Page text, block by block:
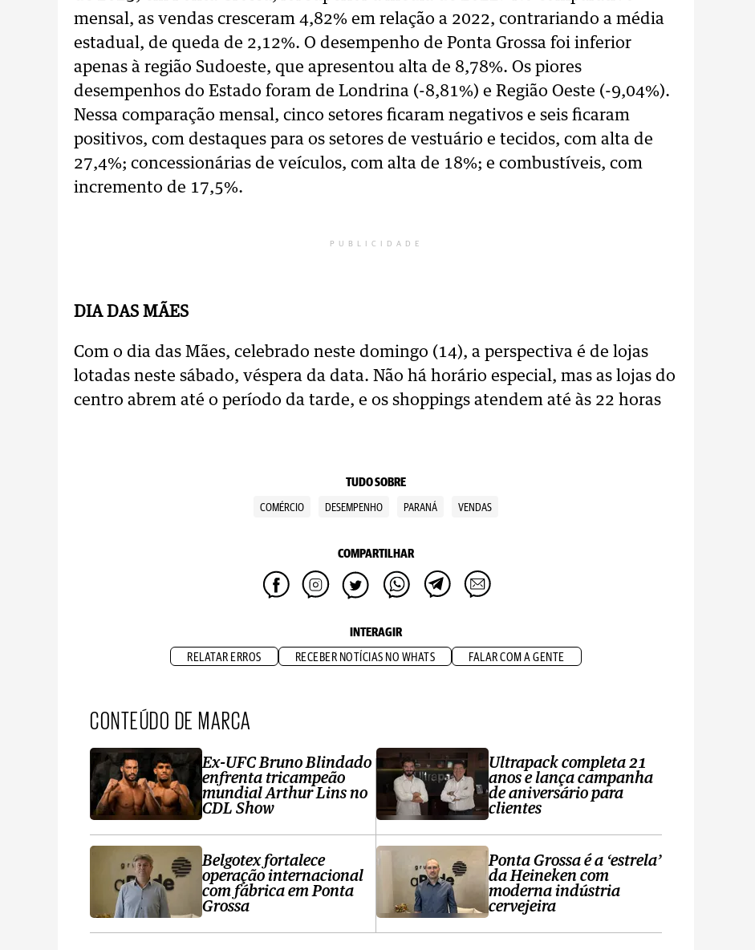
mensal, as vendas cresceram 4,82% em relação a 2022, contrariando a média
estadual, de queda de 2,12%. O desempenho de Ponta Grossa foi inferior
apenas à região Sudoeste, que apresentou alta de 8,78%. Os piores
desempenhos do Estado foram de Londrina (-8,81%) e Região Oeste (-9,04%).
Nessa comparação mensal, cinco setores ficaram negativos e seis ficaram
positivos, com destaques para os setores de vestuário e tecidos, com alta de
27,4%; concessionárias de veículos, com alta de 18%; e combustíveis, com
incremento de 17,5%.
PUBLICIDADE
DIA DAS MÃES
Com o dia das Mães, celebrado neste domingo (14), a perspectiva é de lojas
lotadas neste sábado, véspera da data. Não há horário especial, mas as lojas do
centro abrem até o período da tarde, e os shoppings atendem até às 22 horas
TUDO SOBRE
COMÉRCIO DESEMPENHO PARANÁ VENDAS
COMPARTILHAR
INTERAGIR
RELATAR ERROS RECEBER NOTÍCIAS NO WHATS FALAR COM A GENTE
CONTEÚDO DE MARCA
Ex-UFC Bruno Blindado
enfrenta tricampeão
mundial Arthur Lins no
CDL Show
Belgotex fortalece
operação internacional
com fábrica em Ponta
Grossa
Ultrapack completa 21
anos e lança campanha
de aniversário para
clientes
Ponta Grossa é a ‘estrela’
da Heineken com
moderna indústria
cervejeira